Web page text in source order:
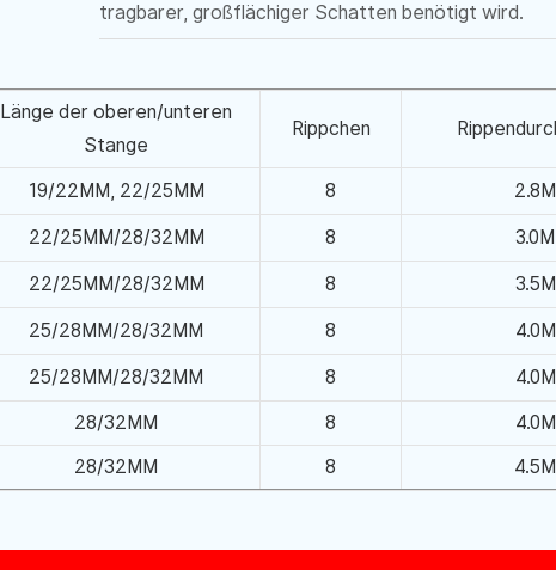
tragbarer, großflächiger Schatten benötigt wird.
Länge der oberen/unteren
Stange
Rippchen
19/22MM, 22/25MM 8
22/25MM/28/32MM 8
22/25MM/28/32MM 8
25/28MM/28/32MM 8
25/28MM/28/32MM 8
28/32MM 8
28/32MM 8